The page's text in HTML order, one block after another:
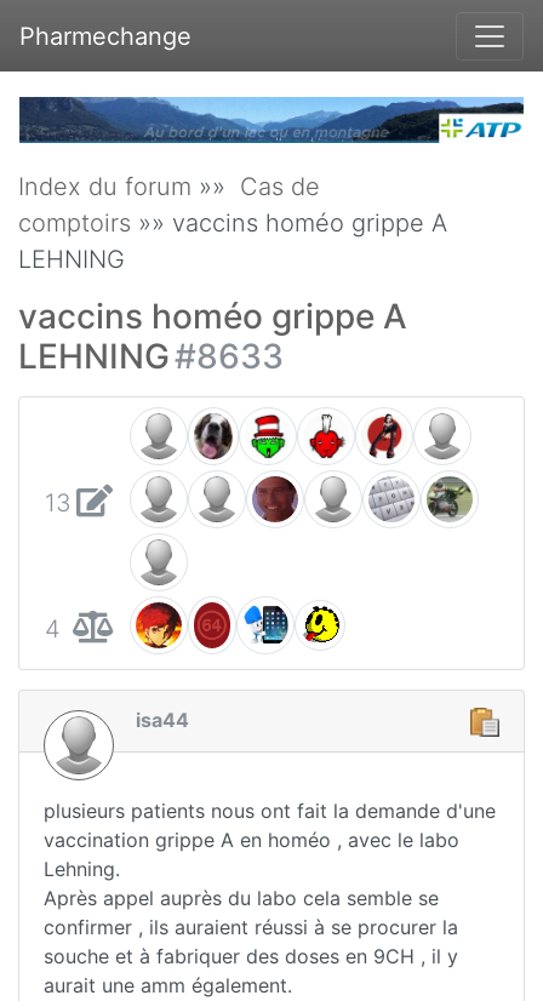
Pharmechange
Index du forum »» Cas de
comptoirs »» vaccins homéo grippe A
LEHNING
vaccins homéo grippe A
LEHNING#8633
13
4
isa44
plusieurs patients nous ont fait la demande d'une
vaccination grippe A en homéo , avec le labo
Lehning.
Après appel auprès du labo cela semble se
confirmer , ils auraient réussi à se procurer la
souche et à fabriquer des doses en 9CH , il y
aurait une amm également.